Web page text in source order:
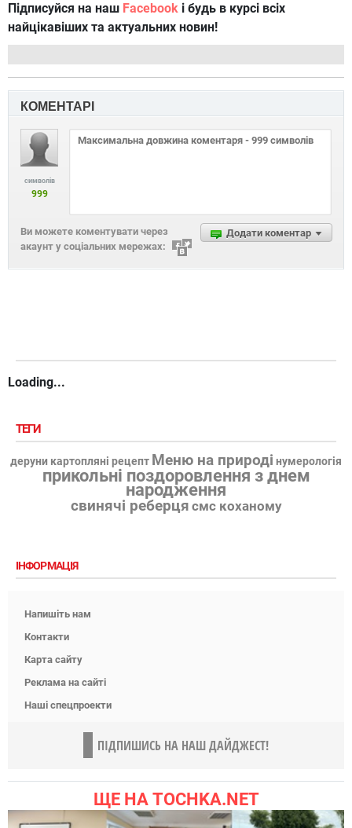
Підписуйся на наш Facebook і будь в курсі всіх
найцікавіших та актуальних новин!
КОМЕНТАРІ
символів
999
Додати коментар
Ви можете коментувати через
акаунт у соціальних мережах:
Loading...
ТЕГИ
деруни картопляні рецепт Меню на природі нумерологія
прикольні поздоровлення з днем
народження
свинячі реберця смс коханому
ІНФОРМАЦІЯ
Напишіть нам
Контакти
Карта сайту
Реклама на сайті
Наші спецпроекти
ПІДПИШИСЬ НА НАШ ДАЙДЖЕСТ!
ЩЕ НА TOCHKA.NET